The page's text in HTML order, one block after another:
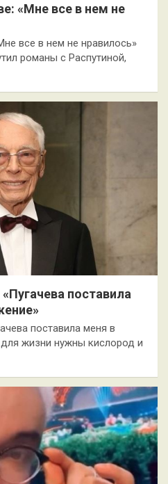
«Мне все в нем не
все в нем не нравилось»
романы с Распутиной,
поставила
поставила меня в
жизни нужны кислород и